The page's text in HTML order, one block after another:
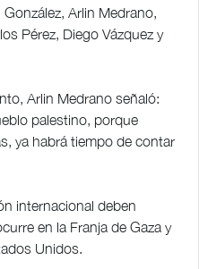
Arlin Medrano,
Pérez, Diego Vázquez y
Arlin Medrano señaló:
palestino, porque
ya habrá tiempo de contar
internacional deben
en la Franja de Gaza y
Unidos.